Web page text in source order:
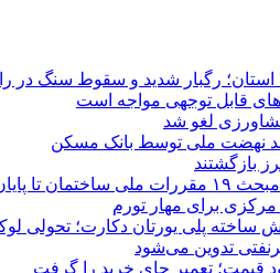
قابل توجهی مواجه است
لغو شد
پایان سال
مرکزی برای مهار تورم
پیش ساخته پلی یورتان دکارت؛
تدوین می‌شود
قیمت؛ تعمیر جای خرید را گرفت